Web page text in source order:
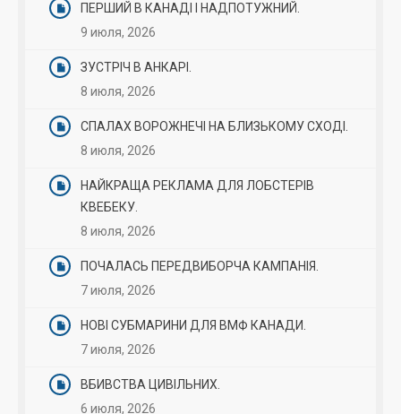
ПЕРШИЙ В КАНАДІ І НАДПОТУЖНИЙ.
9 июля, 2026
ЗУСТРІЧ В АНКАРІ.
8 июля, 2026
СПАЛАХ ВОРОЖНЕЧІ НА БЛИЗЬКОМУ СХОДІ.
8 июля, 2026
НАЙКРАЩА РЕКЛАМА ДЛЯ ЛОБСТЕРІВ
КВЕБЕКУ.
8 июля, 2026
ПОЧАЛАСЬ ПЕРЕДВИБОРЧА КАМПАНІЯ.
7 июля, 2026
НОВІ СУБМАРИНИ ДЛЯ ВМФ КАНАДИ.
7 июля, 2026
ВБИВСТВА ЦИВІЛЬНИХ.
6 июля, 2026